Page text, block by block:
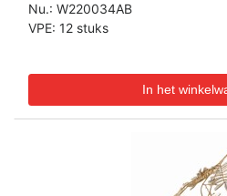
Nu.: W220034AB
VPE: 12 stuks